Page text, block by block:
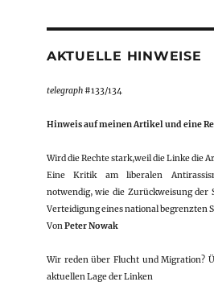
AKTUELLE HINWEISE
telegraph#133/134
Hinweis auf meinen Artikel und eine
Wird die Rechte stark,weil die Linke die
Eine Kritik am liberalen
notwendig, wie die Zurückweisung der
Verteidigung eines national begrenzten
VonPeter Nowak
Wir reden über Flucht und Migration?
aktuellen Lage der Linken